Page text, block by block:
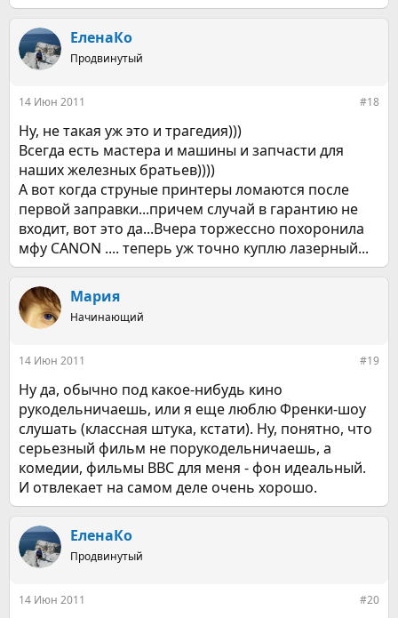
ЕленаКо
Продвинутый
14 Июн 2011 #18
Ну, не такая уж это и трагедия)))
Всегда есть мастера и машины и запчасти для
наших железных братьев))))
А вот когда струные принтеры ломаются после
первой заправки...причем случай в гарантию не
входит, вот это да...Вчера торжессно похоронила
мфу CANON .... теперь уж точно куплю лазерный...
Мария
Начинающий
14 Июн 2011 #19
Ну да, обычно под какое-нибудь кино
рукодельничаешь, или я еще люблю Френки-шоу
слушать (классная штука, кстати). Ну, понятно, что
серьезный фильм не порукодельничаешь, а
комедии, фильмы BBC для меня - фон идеальный.
И отвлекает на самом деле очень хорошо.
ЕленаКо
Продвинутый
14 Июн 2011 #20